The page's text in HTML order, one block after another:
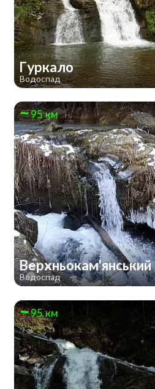
Гуркало
Водоспад
95 км
Верхньокам'янський
Водоспад
95 км